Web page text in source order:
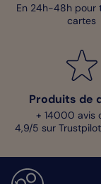
En 24h-48h pour
cartes
Produits de
+ 14000 avis
4,9/5 sur